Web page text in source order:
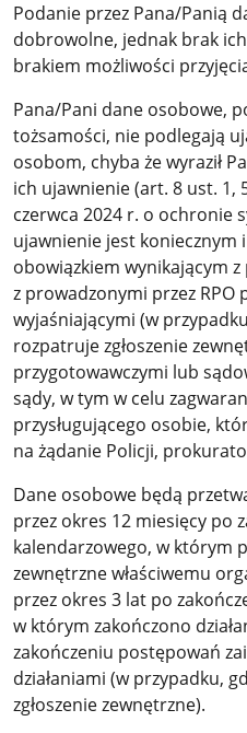
Podanie przez Pana/Panią
dobrowolne, jednak brak
brakiem możliwości
Pana/Pani dane osobowe,
tożsamości, nie podlegają
osobom, chyba że wyraził
ich ujawnienie (art. 8 ust. 1,
czerwca 2024 r. o ochronie
ujawnienie jest
obowiązkiem wynikającym
z prowadzonymi przez RPO
wyjaśniającymi (w
rozpatruje zgłoszenie
przygotowawczymi lub
sądy, w tym w celu
przysługującego osobie,
na żądanie Policji,
Dane osobowe będą
przez okres 12 miesięcy po
kalendarzowego, w którym
zewnętrzne właściwemu
przez okres 3 lat po
w którym zakończono
zakończeniu postępowań
działaniami (w przypadku,
zgłoszenie zewnętrzne).